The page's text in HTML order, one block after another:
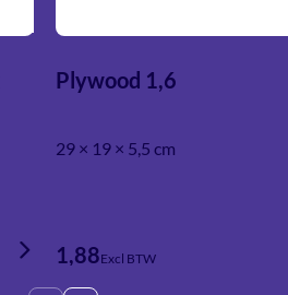
Plywood 1,6
29 × 19 × 5,5 cm
1,88Excl BTW